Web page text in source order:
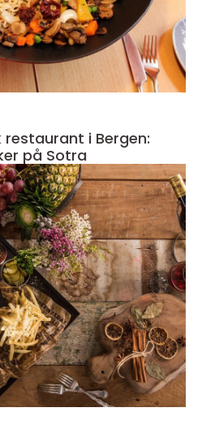
restaurant i Bergen:
på Sotra